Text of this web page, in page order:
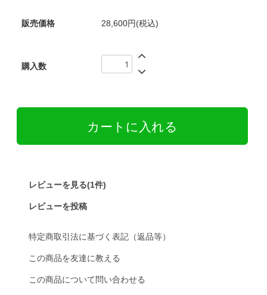
販売価格 28,600円(税込)
購入数
レビューを見る(1件)
レビューを投稿
特定商取引法に基づく表記（返品等）
この商品を友達に教える
この商品について問い合わせる